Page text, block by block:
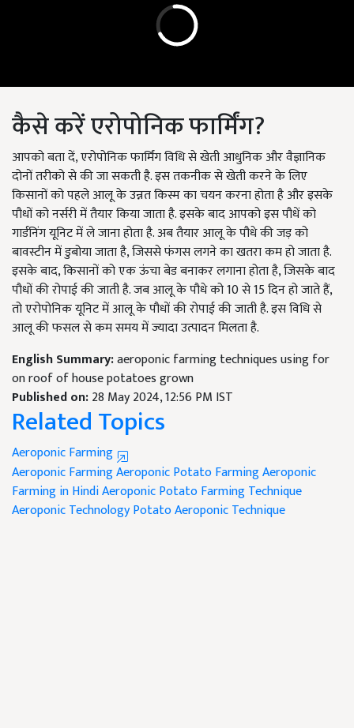
कैसे करें एरोपोनिक फार्मिंग?
आपको बता दें, एरोपोनिक फार्मिंग विधि से खेती आधुनिक और वैज्ञानिक
दोनों तरीको से की जा सकती है. इस तकनीक से खेती करने के लिए
किसानों को पहले आलू के उन्नत किस्म का चयन करना होता है और इसके
पौधों को नर्सरी में तैयार किया जाता है. इसके बाद आपको इस पौधें को
गार्डनिंग यूनिट में ले जाना होता है. अब तैयार आलू के पौधे की जड़ को
बावस्टीन में डुबोया जाता है, जिससे फंगस लगने का खतरा कम हो जाता है.
इसके बाद, किसानों को एक ऊंचा बेड बनाकर लगाना होता है, जिसके बाद
पौधों की रोपाई की जाती है. जब आलू के पौधे को 10 से 15 दिन हो जाते हैं,
तो एरोपोनिक यूनिट में आलू के पौधों की रोपाई की जाती है. इस विधि से
आलू की फसल से कम समय में ज्यादा उत्पादन मिलता है.
English Summary:aeroponic farming techniques using for
on roof of house potatoes grown
Published on:28 May 2024, 12:56 PM IST
Related Topics
Aeroponic Farming
Aeroponic FarmingAeroponic Potato FarmingAeroponic
Farming in HindiAeroponic Potato Farming Technique
Aeroponic TechnologyPotato Aeroponic Technique